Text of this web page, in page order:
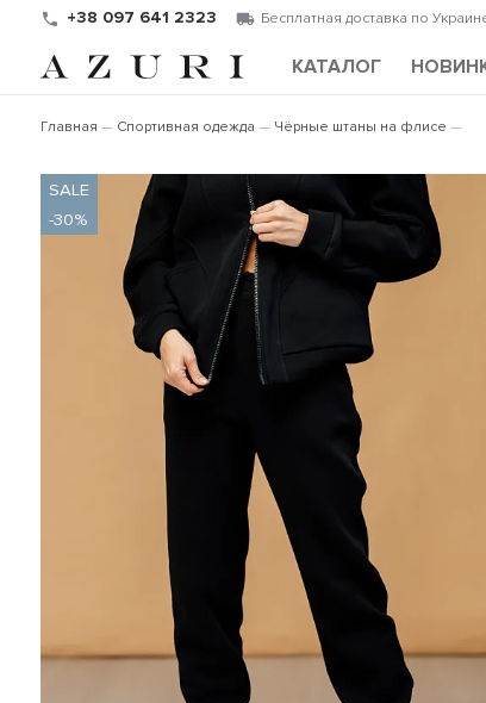
+38 097 641 2323 Бесплатная доставка по
КАТАЛОГ
Главная Спортивная одежда Чёрные штаны на флисе